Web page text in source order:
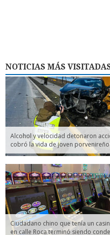
NOTICIAS MÁS
Alcohol y velocidad detonaron
cobró la vida de joven
Ciudadano chino que tenía un
en calle Roca terminó siendo